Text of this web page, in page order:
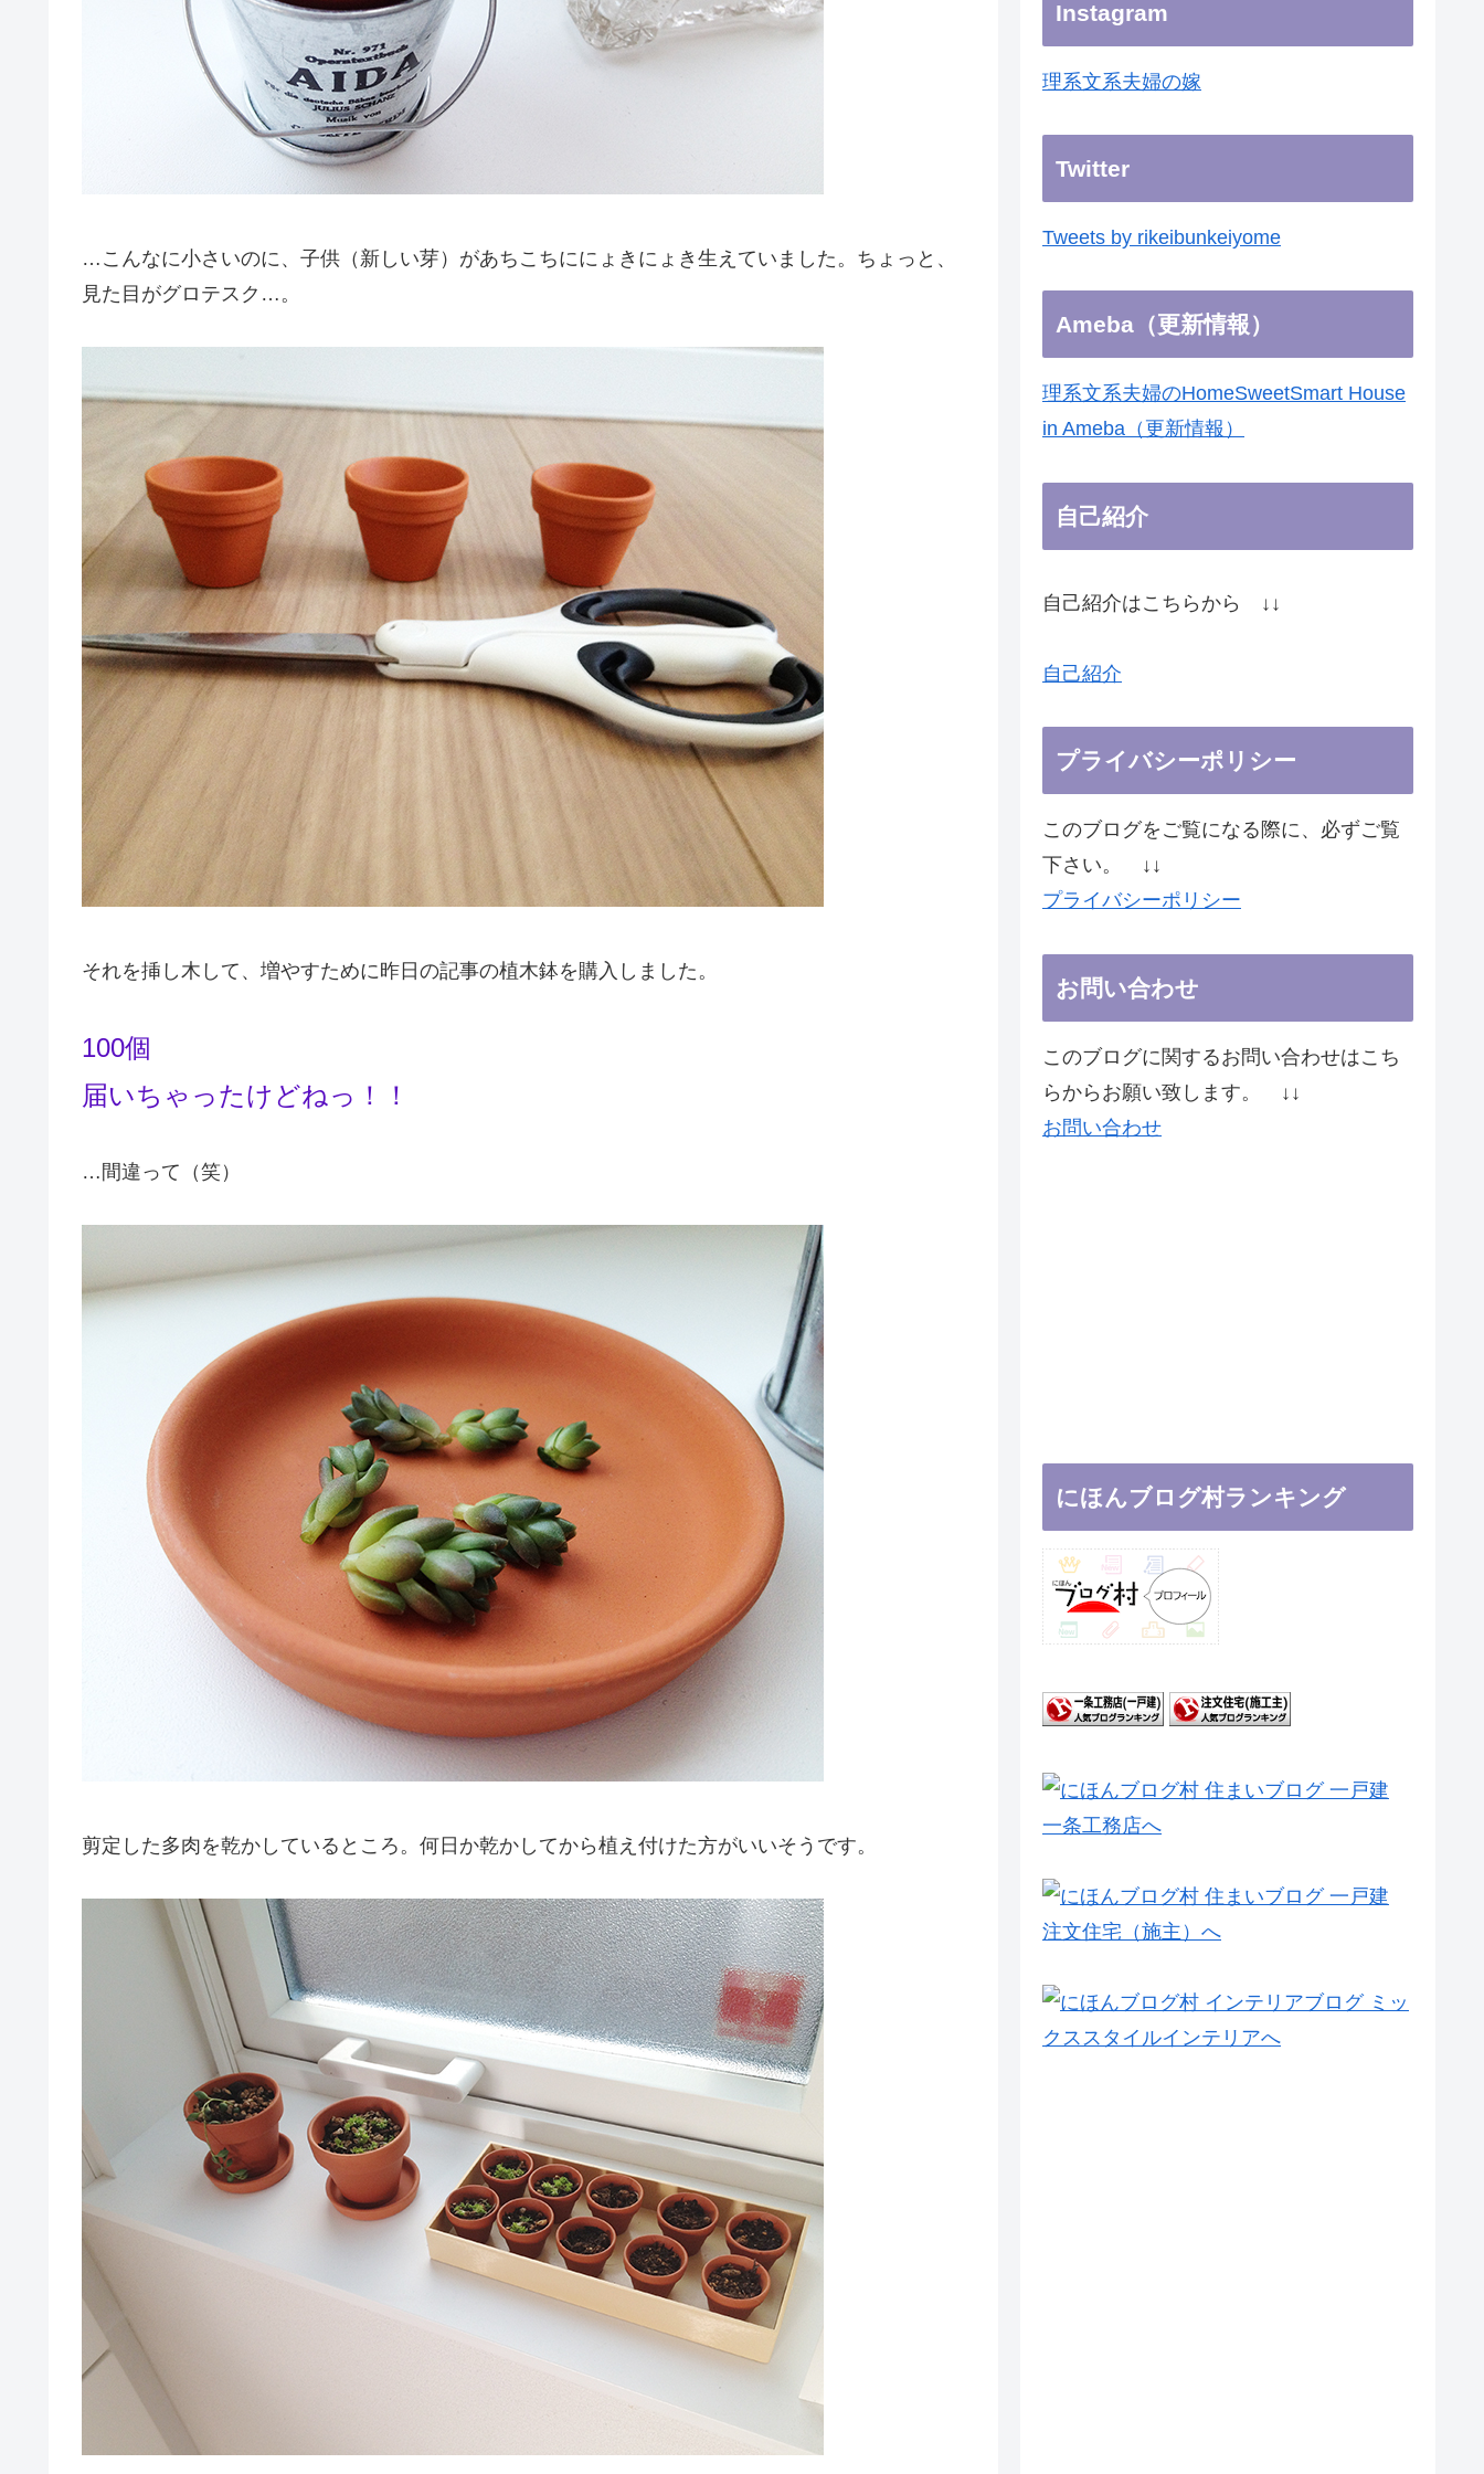
…こんなに小さいのに、子供（新しい芽）があちこちににょきにょき生えていました。ちょっと、
見た目がグロテスク…。
それを挿し木して、増やすために昨日の記事の植木鉢を購入しました。
100個
届いちゃったけどねっ！！
…間違って（笑）
剪定した多肉を乾かしているところ。何日か乾かしてから植え付けた方がいいそうです。
Instagram
理系文系夫婦の嫁
Twitter
Tweets by rikeibunkeiyome
Ameba（更新情報）
理系文系夫婦のHomeSweetSmart House
in Ameba（更新情報）
自己紹介
自己紹介はこちらから ↓↓
自己紹介
プライバシーポリシー
このブログをご覧になる際に、必ずご覧
下さい。 ↓↓
プライバシーポリシー
お問い合わせ
このブログに関するお問い合わせはこち
らからお願い致します。 ↓↓
お問い合わせ
にほんブログ村ランキング